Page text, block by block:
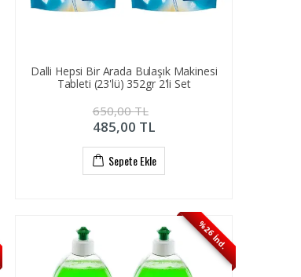
Dalli Hepsi Bir Arada Bulaşık Makinesi
Tableti (23'lü) 352gr 2'li Set
650,00TL
485,00 TL
Sepete Ekle
%26 İnd.